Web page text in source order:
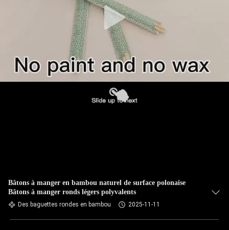
Bâtons à manger en bambou naturel de surface polonaise
Bâtons à manger ronds légers polyvalents
Des baguettes rondes en bambou 2025-11-11